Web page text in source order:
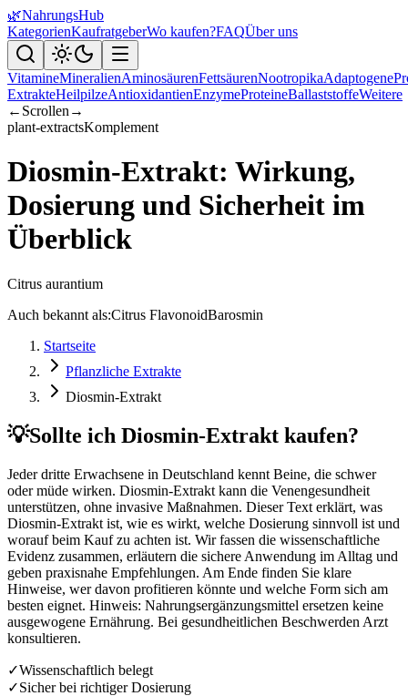
🌿NahrungsHub
KategorienKaufratgeberWo kaufen?FAQÜber uns
VitamineMineralienAminosäurenFettsäurenNootropikaAdaptogene
ExtrakteHeilpilzeAntioxidantienEnzymeProteineBallaststoffeWeitere
← Scrollen →
plant-extractsKomplement
Diosmin-Extrakt: Wirkung,
Dosierung und Sicherheit im
Überblick
Citrus aurantium
Auch bekannt als:Citrus FlavonoidBarosmin
Startseite
Pflanzliche Extrakte
Diosmin-Extrakt
💡Sollte ich Diosmin-Extrakt kaufen?
Jeder dritte Erwachsene in Deutschland kennt Beine, die schwer
oder müde wirken. Diosmin-Extrakt kann die Venengesundheit
unterstützen, ohne invasive Maßnahmen. Dieser Text erklärt, was
Diosmin-Extrakt ist, wie es wirkt, welche Dosierung sinnvoll ist und
worauf beim Kauf zu achten ist. Wir fassen die wissenschaftliche
Evidenz zusammen, erläutern die sichere Anwendung im Alltag und
geben praxisnahe Empfehlungen. Am Ende finden Sie klare
Hinweise, wer davon profitieren könnte und welche Form sich am
besten eignet. Hinweis: Nahrungsergänzungsmittel ersetzen keine
ausgewogene Ernährung. Bei gesundheitlichen Beschwerden Arzt
konsultieren.
✓Wissenschaftlich belegt
✓Sicher bei richtiger Dosierung